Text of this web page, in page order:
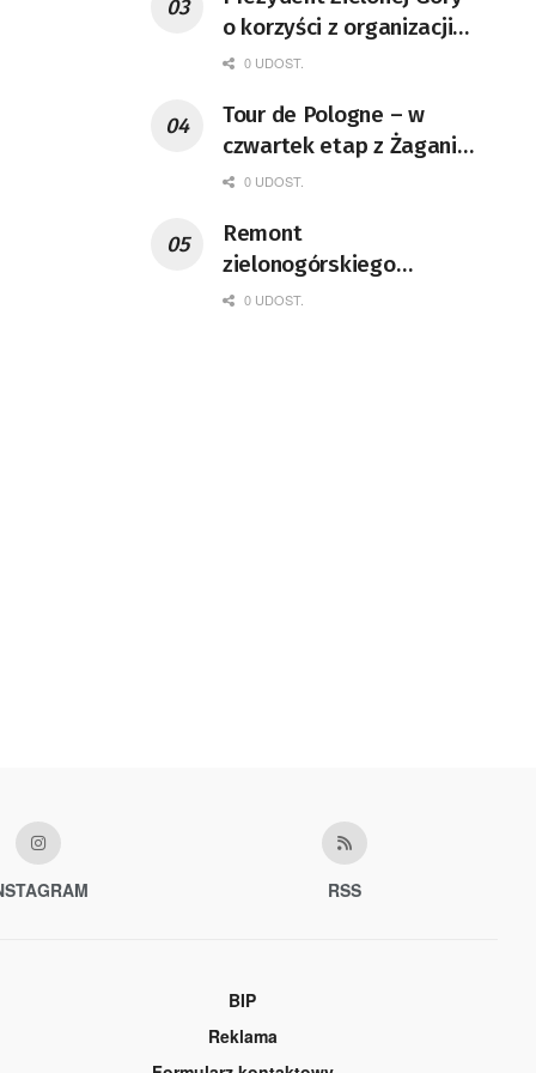
o korzyści z organizacji
mety Tour de Pologne
0 UDOST.
Tour de Pologne – w
czwartek etap z Żagania
do Karpacza
0 UDOST.
Remont
zielonogórskiego
deptaka zgodnie z
0 UDOST.
RSS
BIP
Reklama